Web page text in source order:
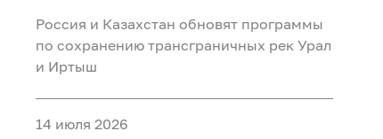
Россия и Казахстан обновят программы
по сохранению трансграничных рек Урал
и Иртыш
14 июля 2026